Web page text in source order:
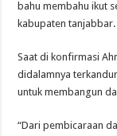
bahu membahu ikut
kabupaten tanjabbar.
Saat di konfirmasi
didalamnya
untuk membangun
“Dari pembicaraan